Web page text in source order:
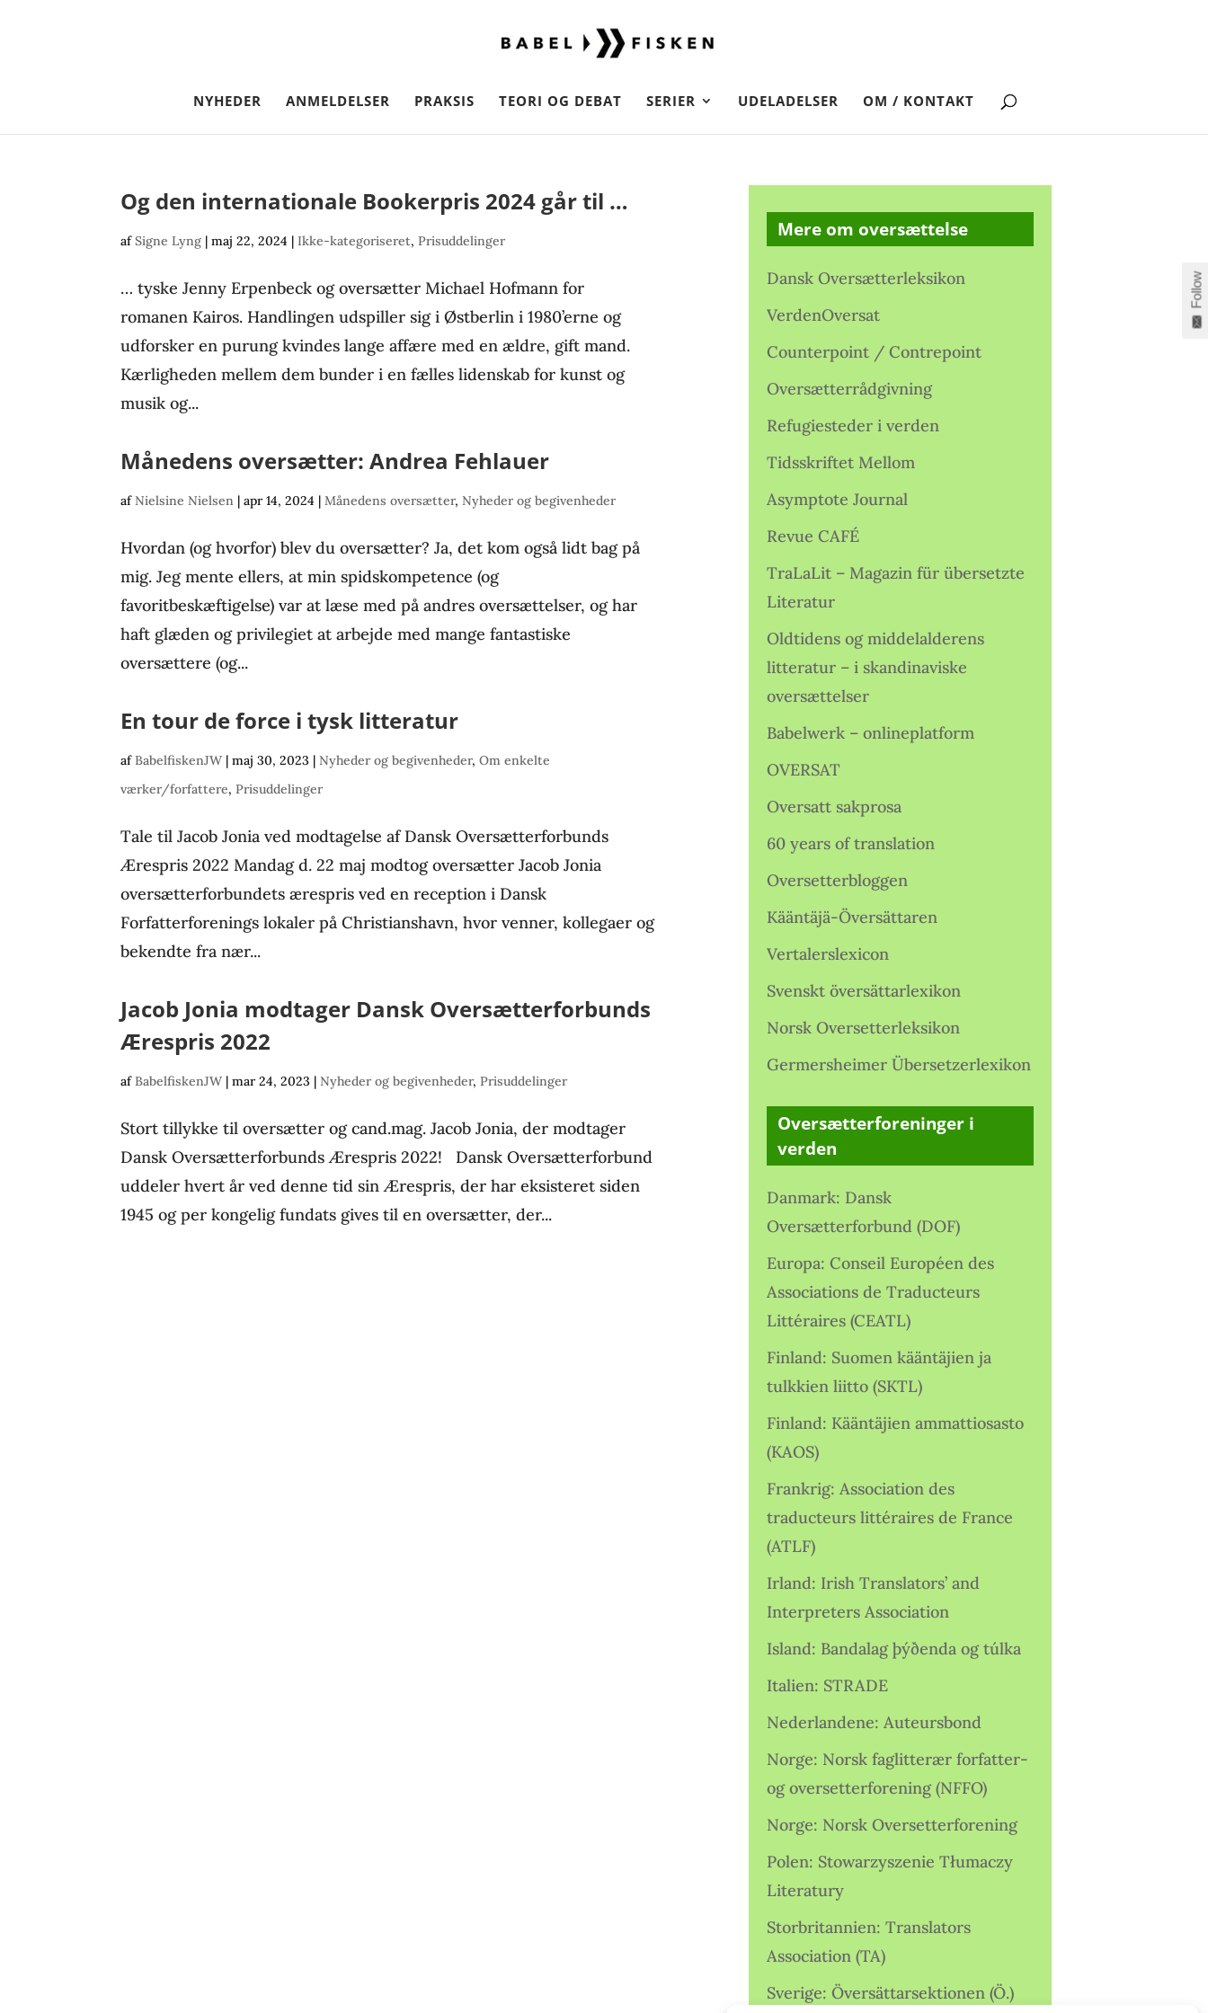
NYHEDER ANMELDELSER PRAKSIS TEORI OG DEBAT SERIER UDELADELSER OM / KONTAKT
Og den internationale Bookerpris 2024 går til …
afSigne Lyng |maj 22, 2024 |Ikke-kategoriseret,Prisuddelinger
… tyske Jenny Erpenbeck og oversætter Michael Hofmann for
romanen Kairos. Handlingen udspiller sig i Østberlin i 1980’erne og
udforsker en purung kvindes lange affære med en ældre, gift mand.
Kærligheden mellem dem bunder i en fælles lidenskab for kunst og
musik og...
Månedens oversætter: Andrea Fehlauer
afNielsine Nielsen |apr 14, 2024 |Månedens oversætter,Nyheder og begivenheder
Hvordan (og hvorfor) blev du oversætter? Ja, det kom også lidt bag på
mig. Jeg mente ellers, at min spidskompetence (og
favoritbeskæftigelse) var at læse med på andres oversættelser, og har
haft glæden og privilegiet at arbejde med mange fantastiske
oversættere (og...
En tour de force i tysk litteratur
afBabelfiskenJW |maj 30, 2023 |Nyheder og begivenheder,Om enkelte
værker/forfattere,Prisuddelinger
Tale til Jacob Jonia ved modtagelse af Dansk Oversætterforbunds
Ærespris 2022 Mandag d. 22 maj modtog oversætter Jacob Jonia
oversætterforbundets ærespris ved en reception i Dansk
Forfatterforenings lokaler på Christianshavn, hvor venner, kollegaer og
bekendte fra nær...
Jacob Jonia modtager Dansk Oversætterforbunds
Ærespris 2022
afBabelfiskenJW |mar 24, 2023 |Nyheder og begivenheder,Prisuddelinger
Stort tillykke til oversætter og cand.mag. Jacob Jonia, der modtager
Dansk Oversætterforbunds Ærespris 2022! Dansk Oversætterforbund
uddeler hvert år ved denne tid sin Ærespris, der har eksisteret siden
1945 og per kongelig fundats gives til en oversætter, der...
Mere om oversættelse
Dansk Oversætterleksikon
VerdenOversat
Counterpoint / Contrepoint
Oversætterrådgivning
Refugiesteder i verden
Tidsskriftet Mellom
Asymptote Journal
Revue CAFÉ
TraLaLit – Magazin für übersetzte
Literatur
Oldtidens og middelalderens
litteratur – i skandinaviske
oversættelser
Babelwerk – onlineplatform
OVERSAT
Oversatt sakprosa
60 years of translation
Oversetterbloggen
Kääntäjä-Översättaren
Vertalerslexicon
Svenskt översättarlexikon
Norsk Oversetterleksikon
Germersheimer Übersetzerlexikon
Oversætterforeninger i
verden
Danmark: Dansk
Oversætterforbund (DOF)
Europa: Conseil Européen des
Associations de Traducteurs
Littéraires (CEATL)
Finland: Suomen kääntäjien ja
tulkkien liitto (SKTL)
Finland: Kääntäjien ammattiosasto
(KAOS)
Frankrig: Association des
traducteurs littéraires de France
(ATLF)
Irland: Irish Translators’ and
Interpreters Association
Island: Bandalag þýðenda og túlka
Italien: STRADE
Nederlandene: Auteursbond
Norge: Norsk faglitterær forfatter-
og oversetterforening (NFFO)
Norge: Norsk Oversetterforening
Polen: Stowarzyszenie Tłumaczy
Literatury
Storbritannien: Translators
Association (TA)
Sverige: Översättarsektionen (Ö.)
Follow